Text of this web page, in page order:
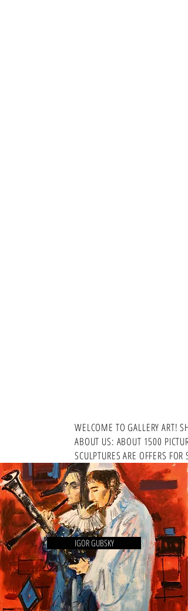
WELCOME TO GALLERY ART!
ABOUT US: ABOUT 1500
SCULPTURES ARE OFFERS FOR
IGOR GUBSKY